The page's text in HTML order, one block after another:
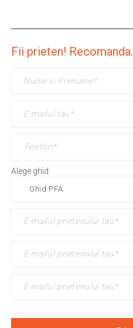
Fii prieten! Recomanda.
Alege ghid: